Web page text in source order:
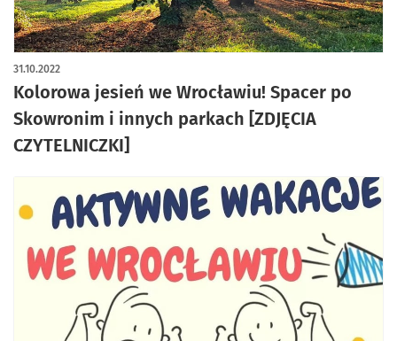
Kolorowa jesień we Wrocławiu! Spacer po
Skowronim i innych parkach [ZDJĘCIA
CZYTELNICZKI]
31.10.2022
artykuł z galerią zdjęć